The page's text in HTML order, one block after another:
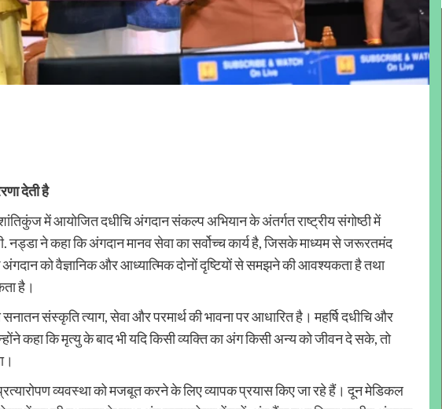
देती है
में आयोजित दधीचि अंगदान संकल्प अभियान के अंतर्गत राष्ट्रीय संगोष्ठी में
नड्डा ने कहा कि अंगदान मानव सेवा का सर्वोच्च कार्य है, जिसके माध्यम से जरूरतमंद
अंगदान को वैज्ञानिक और आध्यात्मिक दोनों दृष्टियों से समझने की आवश्यकता है तथा
है।
संस्कृति त्याग, सेवा और परमार्थ की भावना पर आधारित है। महर्षि दधीचि और
कहा कि मृत्यु के बाद भी यदि किसी व्यक्ति का अंग किसी अन्य को जीवन दे सके, तो
व्यवस्था को मजबूत करने के लिए व्यापक प्रयास किए जा रहे हैं। दून मेडिकल